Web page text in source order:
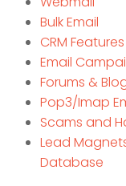
Bulk Email
CRM Features
Email
Forums &
Pop3/Imap
Scams and
Lead
Database